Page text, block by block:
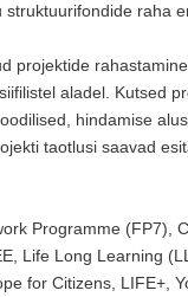
raha
projektide
aladel. Kutsed
hindamise
taotlusi saavad
Programme (FP7),
Life Long Learning
for Citizens, LIFE+,